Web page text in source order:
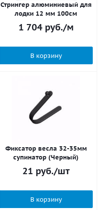
Стрингер алюминиевый для
лодки 12 мм 100см
1 704руб./м
В корзину
Фиксатор весла 32-35мм
супинатор (Черный)
21 руб./шт
В корзину